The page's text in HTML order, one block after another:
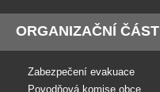
ORGANIZAČNÍ ČÁST
Zabezpečení evakuace
Povodňová komise obce